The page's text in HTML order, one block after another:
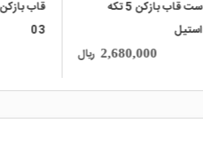
ست قاب بازکن 5 تکه
استیل
2,680,000 ریال
03